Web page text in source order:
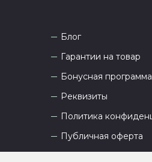
Блог
Гарантии на товар
Бонусная программа
Реквизиты
Политика
Публичная оферта